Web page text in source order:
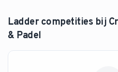
Ladder competities bij
& Padel